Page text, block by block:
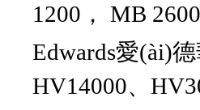
1200， MB
Edwards愛(ài)
HV14000、